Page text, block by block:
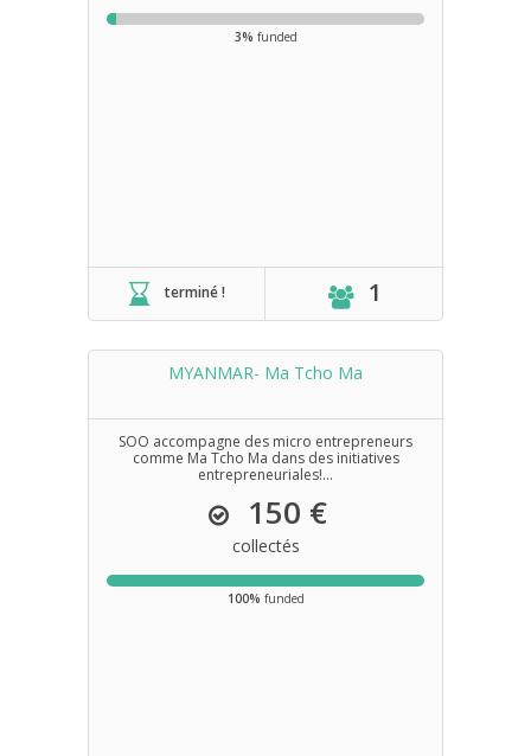
3% funded
terminé ! 1
MYANMAR- Ma Tcho Ma
SOO accompagne des micro entrepreneurs
comme Ma Tcho Ma dans des initiatives
entrepreneuriales!...
150 €
collectés
100% funded